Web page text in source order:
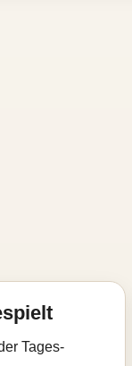
Tages-